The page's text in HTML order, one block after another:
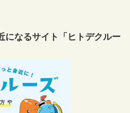
になるサイト「ヒトデクルー